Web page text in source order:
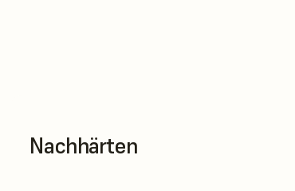
Nachhärten